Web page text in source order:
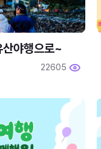
야행으로~
22605